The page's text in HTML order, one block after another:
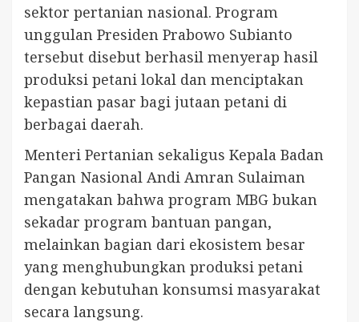
sektor pertanian nasional. Program
unggulan Presiden Prabowo Subianto
tersebut disebut berhasil menyerap hasil
produksi petani lokal dan menciptakan
kepastian pasar bagi jutaan petani di
berbagai daerah.
Menteri Pertanian sekaligus Kepala Badan
Pangan Nasional Andi Amran Sulaiman
mengatakan bahwa program MBG bukan
sekadar program bantuan pangan,
melainkan bagian dari ekosistem besar
yang menghubungkan produksi petani
dengan kebutuhan konsumsi masyarakat
secara langsung.